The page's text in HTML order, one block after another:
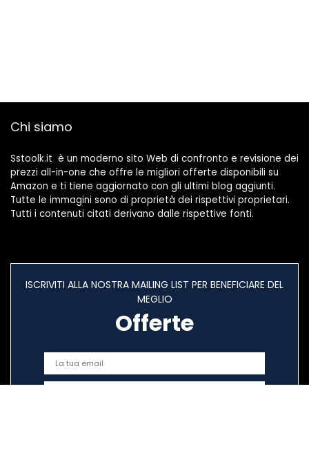
Chi siamo
Sstoolk.it è un moderno sito Web di confronto e revisione dei
prezzi all-in-one che offre le migliori offerte disponibili su
Amazon e ti tiene aggiornato con gli ultimi blog aggiunti.
Tutte le immagini sono di proprietà dei rispettivi proprietari.
Tutti i contenuti citati derivano dalle rispettive fonti.
ISCRIVITI ALLA NOSTRA MAILING LIST PER BENEFICIARE DEL
MEGLIO
Offerte